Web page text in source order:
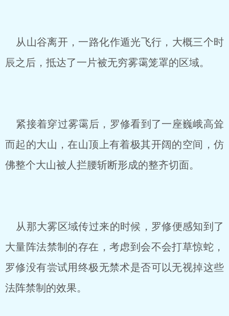
从山谷离开，一路化作遁光飞行，大概三个时
辰之后，抵达了一片被无穷雾霭笼罩的区域。
紧接着穿过雾霭后，罗修看到了一座巍峨高耸
而起的大山，在山顶上有着极其开阔的空间，仿
佛整个大山被人拦腰斩断形成的整齐切面。
从那大雾区域传过来的时候，罗修便感知到了
大量阵法禁制的存在，考虑到会不会打草惊蛇，
罗修没有尝试用终极无禁术是否可以无视掉这些
法阵禁制的效果。